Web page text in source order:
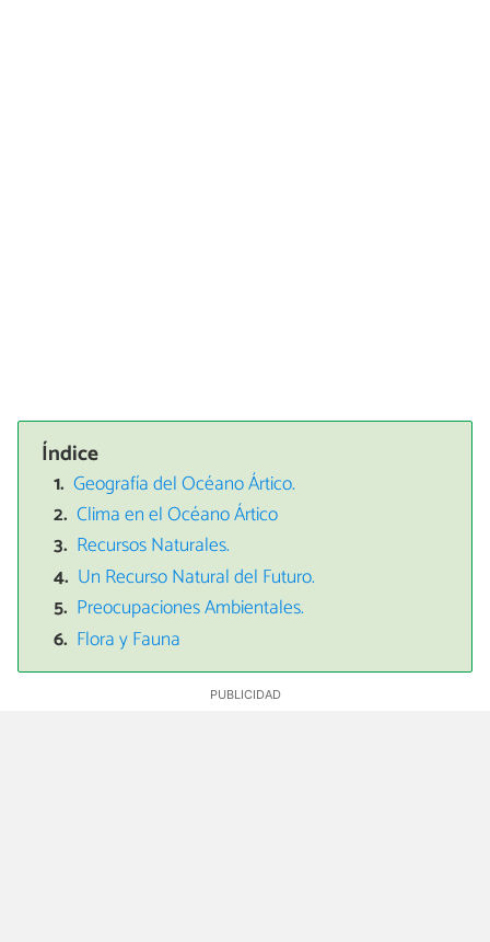
Índice
Geografía del Océano Ártico.
Clima en el Océano Ártico
Recursos Naturales.
Un Recurso Natural del Futuro.
Preocupaciones Ambientales.
Flora y Fauna